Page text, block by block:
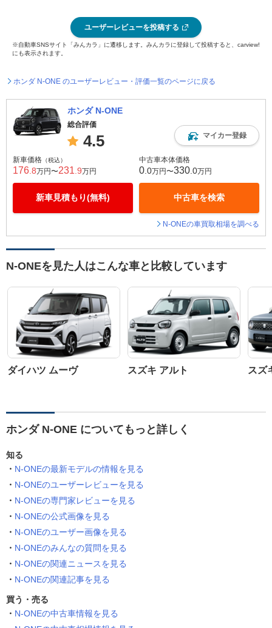
ユーザーレビューを投稿する
※自動車SNSサイト「みんカラ」に遷移します。みんカラに登録して投稿すると、carview!
にも表示されます。
ホンダ N-ONE のユーザーレビュー・評価一覧のページに戻る
ホンダ N-ONE
総合評価
4.5 マイカー登録
新車価格 （税込）
176 .8万円〜231 .9万円
新車見積もり(無料)
中古車本体価格
0 .0万円〜330 .0万円
中古車を検索
N-ONEの車買取相場を調べる
N-ONEを見た人はこんな車と比較しています
ダイハツ ムーヴ スズキ アルト スズ
ホンダ N-ONE についてもっと詳しく
知る
N-ONEの最新モデルの情報を見る
N-ONEのユーザーレビューを見る
N-ONEの専門家レビューを見る
N-ONEの公式画像を見る
N-ONEのユーザー画像を見る
N-ONEのみんなの質問を見る
N-ONEの関連ニュースを見る
N-ONEの関連記事を見る
買う・売る
N-ONEの中古車情報を見る